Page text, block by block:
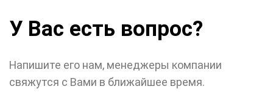
У Вас есть вопрос?
Напишите его нам, менеджеры компании
свяжутся с Вами в ближайшее время.